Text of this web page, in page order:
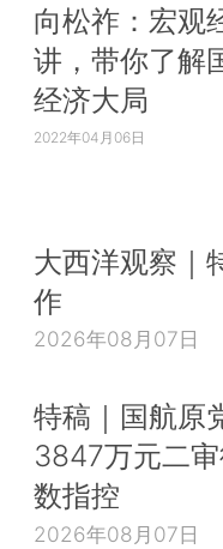
向松祚：宏观
讲，带你了解
经济大局
2022年04月06日
大西洋观察｜
作
2026年08月07日
特稿｜国航原
3847万元二
数指控
2026年08月07日